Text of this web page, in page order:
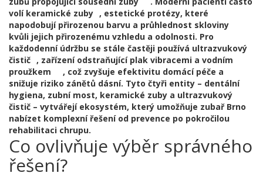
volí keramické zuby , estetické protézy, které
napodobují přirozenou barvu a průhlednost skloviny
kvůli jejich přirozenému vzhledu a odolnosti. Pro
každodenní údržbu se stále častěji používá ultrazvukový
čistič , zařízení odstraňující plak vibracemi a vodním
proužkem
, což zvyšuje efektivitu domácí péče a
snižuje riziko zánětů dásní. Tyto čtyři entity – dentální
hygiena, zubní most, keramické zuby a ultrazvukový
čistič – vytvářejí ekosystém, který umožňuje zubař Brno
nabízet komplexní řešení od prevence po pokročilou
rehabilitaci chrupu.
Co ovlivňuje výběr správného
řešení?